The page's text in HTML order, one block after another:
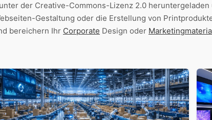
der Creative-Commons-Lizenz 2.0 heruntergeladen
Gestaltung oder die Erstellung von
bereichern Ihr Corporate Design oder